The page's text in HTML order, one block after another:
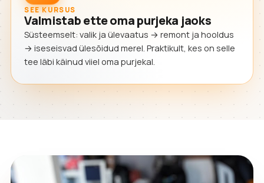
SEE KURSUS
Valmistab ette oma purjeka jaoks
Süsteemselt: valik ja ülevaatus → remont ja hooldus
→ iseseisvad ülesõidud merel. Praktikult, kes on selle
tee läbi käinud viiel oma purjekal.